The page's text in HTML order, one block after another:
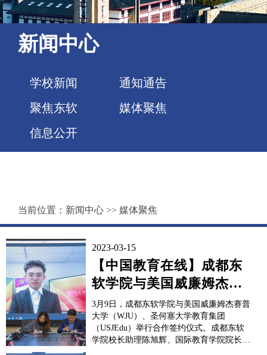
新闻中心
学校新闻
通知通告
聚焦东软
媒体聚焦
信息公开
当前位置： 新闻中心 >> 媒体聚焦
2023-03-15
【中国教育在线】成都东
软学院与美国威廉姆杰赛
普大学、圣何塞大学教育
集团举行合...
3月9日，成都东软学院与美国威廉姆杰赛普
大学（WJU）、圣何塞大学教育集团
（USJEdu）举行合作签约仪式。成都东软
学院校长助理陈旭辉、国际教育学院院长李